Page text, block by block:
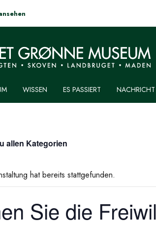
WISSEN ES PASSIERT NACHRICHT
allen Kategorien
hat bereits stattgefunden.
Sie die